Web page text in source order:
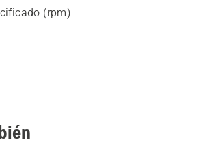
(rpm)